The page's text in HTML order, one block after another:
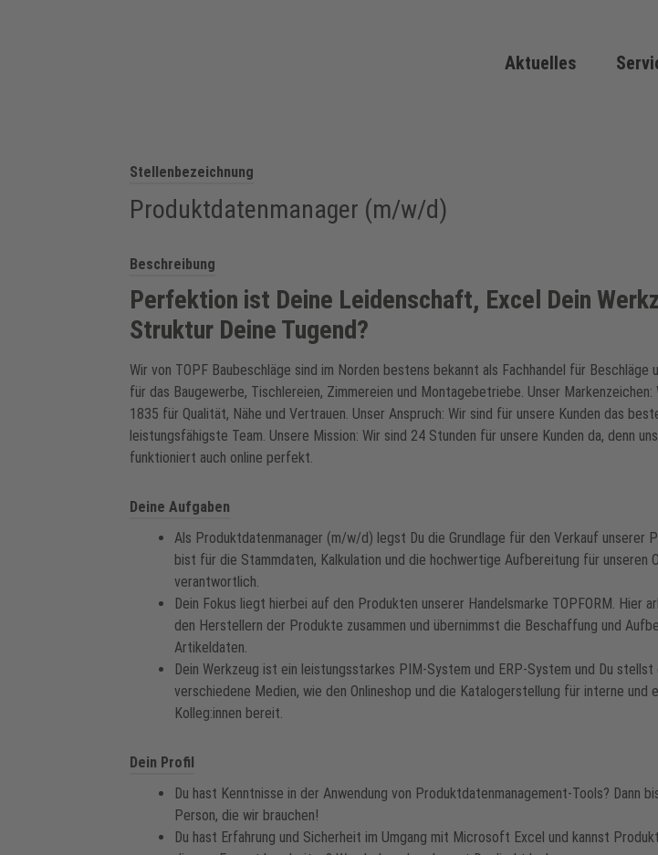
Aktuelles
Stellenbezeichnung
Produktdatenmanager (m/w/d)
Beschreibung
Perfektion ist Deine Leidenschaft, Excel Dein
Struktur Deine Tugend?
Wir von TOPF Baubeschläge sind im Norden bestens bekannt als Fachhandel für Beschläge
für das Baugewerbe, Tischlereien, Zimmereien und Montagebetriebe. Unser
1835 für Qualität, Nähe und Vertrauen. Unser Anspruch: Wir sind für unsere Kunden das
leistungsfähigste Team. Unsere Mission: Wir sind 24 Stunden für unsere Kunden da, denn
funktioniert auch online perfekt.
Deine Aufgaben
Als Produktdatenmanager (m/w/d) legst Du die Grundlage für den Verkauf unserer
bist für die Stammdaten, Kalkulation und die hochwertige Aufbereitung für unseren
verantwortlich.
Dein Fokus liegt hierbei auf den Produkten unserer Handelsmarke TOPFORM. Hier
den Herstellern der Produkte zusammen und übernimmst die Beschaffung und
Artikeldaten.
Dein Werkzeug ist ein leistungsstarkes PIM-System und ERP-System und Du
verschiedene Medien, wie den Onlineshop und die Katalogerstellung für interne und
Kolleg:innen bereit.
Dein Profil
Du hast Kenntnisse in der Anwendung von Produktdatenmanagement-Tools? Dann
Person, die wir brauchen!
Du hast Erfahrung und Sicherheit im Umgang mit Microsoft Excel und kannst